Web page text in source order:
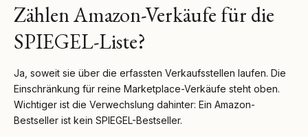
Zählen Amazon-Verkäufe für die
SPIEGEL-Liste?
Ja, soweit sie über die erfassten Verkaufsstellen laufen. Die
Einschränkung für reine Marketplace-Verkäufe steht oben.
Wichtiger ist die Verwechslung dahinter: Ein Amazon-
Bestseller ist kein SPIEGEL-Bestseller.